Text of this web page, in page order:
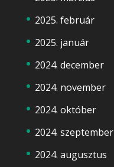
2025. február
2025. január
2024. december
2024. november
2024. október
2024. szeptember
2024. augusztus